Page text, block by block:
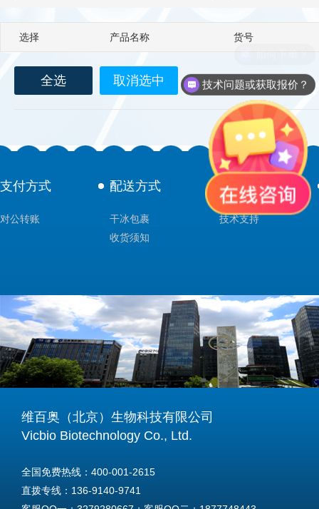
Biotez Berlin Diametra
Berry & Associates Zedira
LGC Maine Standards Biolife
Abbexa AbD Serotec
选择 产品名称 货号
全选 取消选中
支付方式
对公转账
配送方式
干冰包裹
收货须知
售后服务
技术支持
维百奥（北京）生物科技有限公司
Vicbio Biotechnology Co., Ltd.
全国免费热线：400-001-2615
直拨专线：136-9140-9741
技术问题或获取报价？
如何下单？